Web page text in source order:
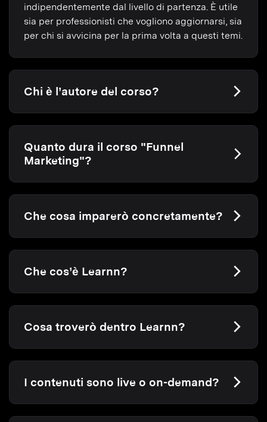
indipendentemente dal livello di partenza. È utile
sia per professionisti che vogliono aggiornarsi, sia
per chi si avvicina per la prima volta a questi temi.
Chi è l’autore del corso?
Quanto dura il corso "Funnel
Marketing"?
Che cosa imparerò concretamente?
Che cos’è Learnn?
Cosa troverò dentro Learnn?
I contenuti sono live o on-demand?